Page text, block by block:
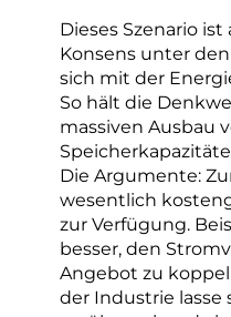
Dieses Szenario
Konsens unter
sich mit der
So hält die
massiven Ausbau
Die Argumente:
wesentlich
zur Verfügung.
besser, den
Angebot zu
der Industrie lasse